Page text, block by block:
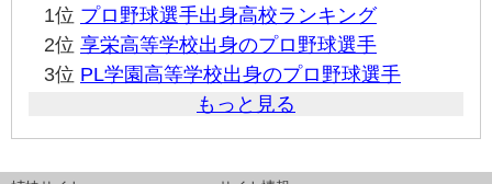
1位 プロ野球選手出身高校ランキング
2位 享栄高等学校出身のプロ野球選手
3位 PL学園高等学校出身のプロ野球選手
もっと見る